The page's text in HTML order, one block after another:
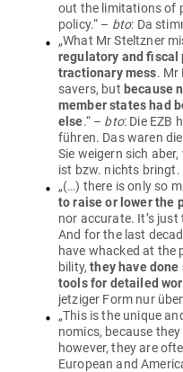
out the limi­ta­tions of
policy.“ – bto: Da
„What Mr Steltzner
regu­latory and fiscal
trac­tionary mess. Mr
savers, but because
member states had
else.“ – bto: Die EZB
führen. Das waren
Sie weigern sich
ist bzw. nichts bringt.
„(…) there is only so
to raise or lower the
nor accurate. It’s
And for the last
have whacked at
bility,they have
tools for detailed
jet­ziger Form nur
„This is the unique
nomics, because
however, they are
European and